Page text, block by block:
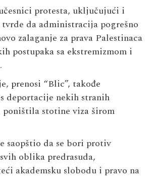
protesta, uključujući i
da administracija pogrešno
zalaganje za prava Palestinaca
postupaka sa ekstremizmom i
prenosi “Blic”, takođe
deportacije nekih stranih
poništila stotine viza širom
saopštio da se bori protiv
oblika predrasuda,
akademsku slobodu i pravo na